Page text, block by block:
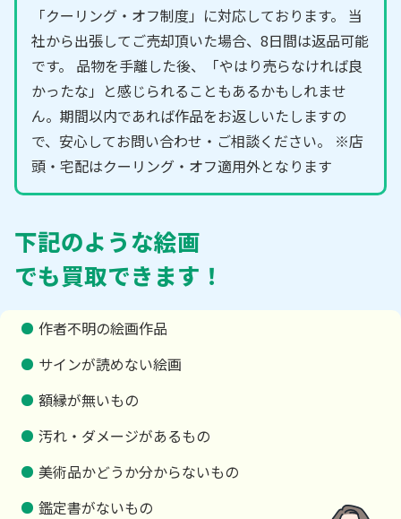
「クーリング・オフ制度」に対応しております。 当
社から出張してご売却頂いた場合、8日間は返品可能
です。 品物を手離した後、「やはり売らなければ良
かったな」と感じられることもあるかもしれませ
ん。期間以内であれば作品をお返しいたしますの
で、安心してお問い合わせ・ご相談ください。 ※店
頭・宅配はクーリング・オフ適用外となります
下記のような絵画
でも買取できます！
作者不明の絵画作品
サインが読めない絵画
額縁が無いもの
汚れ・ダメージがあるもの
美術品かどうか分からないもの
鑑定書がないもの